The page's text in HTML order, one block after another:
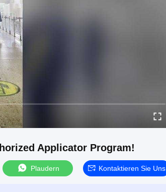
Applicator Program!
Plaudern Kontaktieren Sie Uns